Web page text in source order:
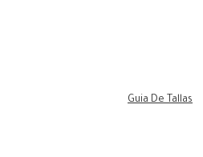
Guia De Tallas